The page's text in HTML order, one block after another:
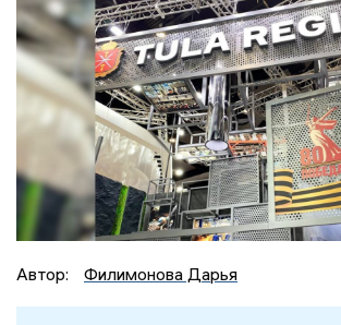
Автор: Филимонова Дарья